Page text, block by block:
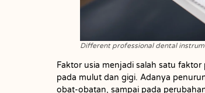
Different professional dental
Faktor usia menjadi salah satu
pada mulut dan gigi. Adanya
obat-obatan, sampai pada